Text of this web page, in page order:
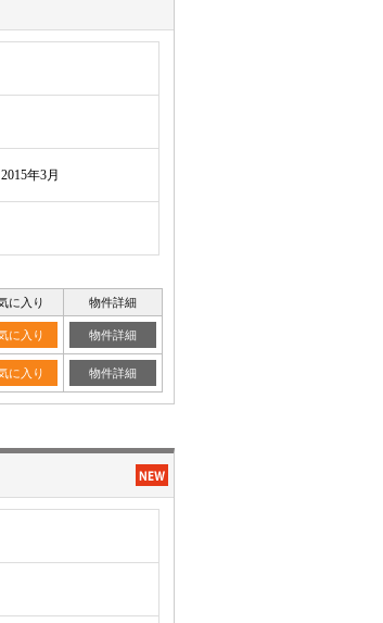
2015年3月
に入り 物件詳細
に入り 物件詳細
に入り 物件詳細